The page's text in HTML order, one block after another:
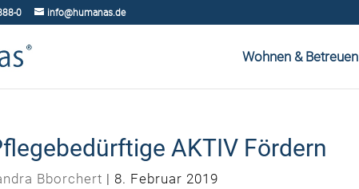
0 info@humanas.de
Wohnen & Betreuen
AKTIV Fördern
Bborchert | 8. Februar 2019